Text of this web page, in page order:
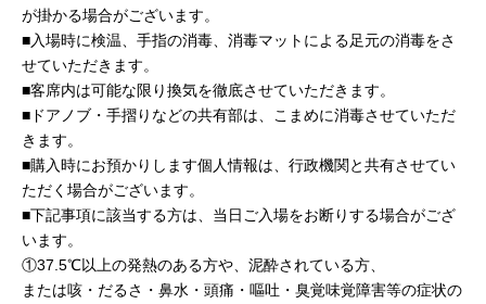
が掛かる場合がございます。
■入場時に検温、手指の消毒、消毒マットによる足元の消毒をさ
せていただきます。
■客席内は可能な限り換気を徹底させていただきます。
■ドアノブ・手摺りなどの共有部は、こまめに消毒させていただ
きます。
■購入時にお預かりします個人情報は、行政機関と共有させてい
ただく場合がございます。
■下記事項に該当する方は、当日ご入場をお断りする場合がござ
います。
①37.5℃以上の発熱のある方や、泥酔されている方、
または咳・だるさ・鼻水・頭痛・嘔吐・臭覚味覚障害等の症状の